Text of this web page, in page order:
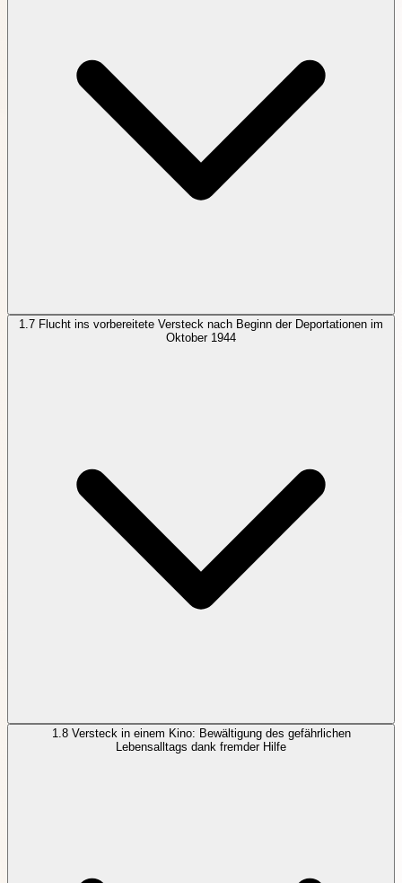
1.7 Flucht ins vorbereitete Versteck nach Beginn der Deportationen im
Oktober 1944
1.8 Versteck in einem Kino: Bewältigung des gefährlichen
Lebensalltags dank fremder Hilfe